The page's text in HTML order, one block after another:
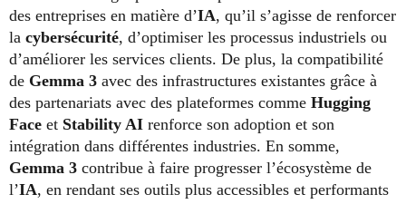
des entreprises en matière d’IA, qu’il s’agisse de renforcer
la cybersécurité, d’optimiser les processus industriels ou
d’améliorer les services clients. De plus, la compatibilité
de Gemma 3 avec des infrastructures existantes grâce à
des partenariats avec des plateformes comme Hugging
Face et Stability AI renforce son adoption et son
intégration dans différentes industries. En somme,
Gemma 3 contribue à faire progresser l’écosystème de
l’IA, en rendant ses outils plus accessibles et performants